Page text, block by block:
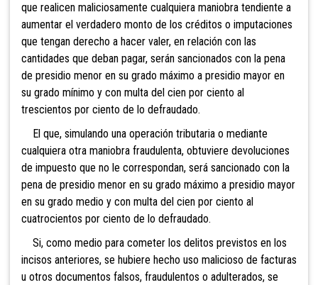
que realicen maliciosamente cualquiera maniobra tendiente a
aumentar el verdadero monto de los créditos o imputaciones
que tengan derecho a hacer valer, en relación con las
cantidades que deban pagar, serán sancionados con la pena
de presidio menor en su grado máximo a presidio mayor en
su grado mínimo y con multa del cien por ciento al
trescientos por ciento de lo defraudado.
El que, simulando una operación tributaria o mediante
cualquiera otra maniobra fraudulenta, obtuviere devoluciones
de impuesto que no le correspondan, será sancionado con la
pena de presidio menor en su grado máximo a presidio mayor
en su grado medio y con multa del cien por ciento al
cuatrocientos por ciento de lo defraudado.
Si, como medio para cometer los delitos previstos en los
incisos anteriores, se hubiere hecho uso malicioso de facturas
u otros documentos falsos, fraudulentos o adulterados, se